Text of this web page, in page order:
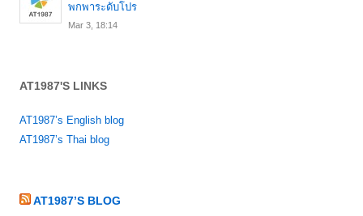
พกพาระดับโปร
Mar 3, 18:14
AT1987'S LINKS
AT1987’s English blog
AT1987’s Thai blog
AT1987’S BLOG